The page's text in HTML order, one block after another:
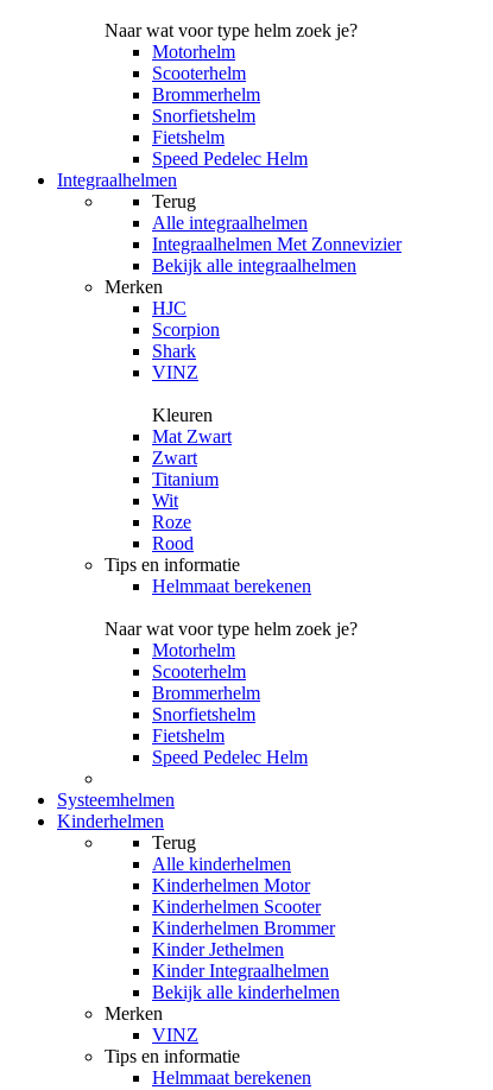
Naar wat voor type helm zoek je?
Motorhelm
Scooterhelm
Brommerhelm
Snorfietshelm
Fietshelm
Speed Pedelec Helm
Integraalhelmen
Terug
Alle integraalhelmen
Integraalhelmen Met Zonnevizier
Bekijk alle integraalhelmen
Merken
HJC
Scorpion
Shark
VINZ
Kleuren
Mat Zwart
Zwart
Titanium
Wit
Roze
Rood
Tips en informatie
Helmmaat berekenen
Naar wat voor type helm zoek je?
Motorhelm
Scooterhelm
Brommerhelm
Snorfietshelm
Fietshelm
Speed Pedelec Helm
Systeemhelmen
Kinderhelmen
Terug
Alle kinderhelmen
Kinderhelmen Motor
Kinderhelmen Scooter
Kinderhelmen Brommer
Kinder Jethelmen
Kinder Integraalhelmen
Bekijk alle kinderhelmen
Merken
VINZ
Tips en informatie
Helmmaat berekenen